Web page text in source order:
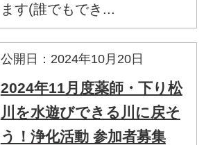
ます(誰でもでき...
公開日：2024年10月20日
2024年11月度薬師・下り松
川を水遊びできる川に戻そ
う！浄化活動 参加者募集